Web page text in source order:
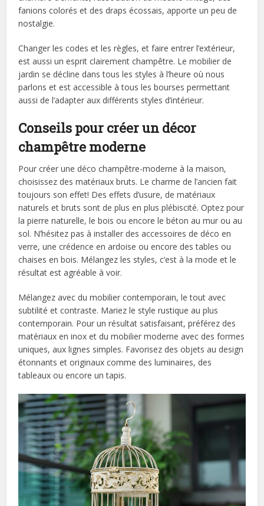
fanions colorés et des draps écossais, apporte un peu de
nostalgie.
Changer les codes et les règles, et faire entrer l’extérieur,
est aussi un esprit clairement champêtre. Le mobilier de
jardin se décline dans tous les styles à l’heure où nous
parlons et est accessible à tous les bourses permettant
aussi de l’adapter aux différents styles d’intérieur.
Conseils pour créer un décor
champêtre moderne
Pour créer une déco champêtre-moderne à la maison,
choisissez des matériaux bruts. Le charme de l’ancien fait
toujours son effet! Des effets d’usure, de matériaux
naturels et bruts sont de plus en plus plébiscité. Optez pour
la pierre naturelle, le bois ou encore le béton au mur ou au
sol. N’hésitez pas à installer des accessoires de déco en
verre, une crédence en ardoise ou encore des tables ou
chaises en bois. Mélangez les styles, c’est à la mode et le
résultat est agréable à voir.
Mélangez avec du mobilier contemporain, le tout avec
subtilité et contraste. Mariez le style rustique au plus
contemporain. Pour un résultat satisfaisant, préférez des
matériaux en inox et du mobilier moderne avec des formes
uniques, aux lignes simples. Favorisez des objets au design
étonnants et originaux comme des luminaires, des
tableaux ou encore un tapis.